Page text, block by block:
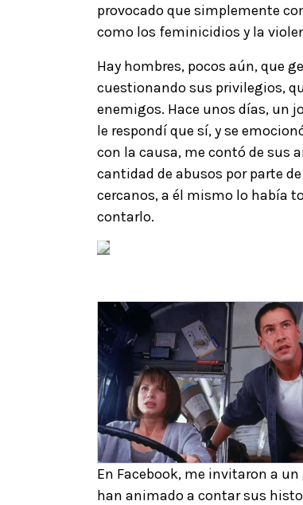
provocado que simplemente
como los feminicidios y la
Hay hombres, pocos aún, que
cuestionando sus privilegios,
enemigos. Hace unos días, un
le respondí que sí, y se
con la causa, me contó de sus
cantidad de abusos por parte
cercanos, a él mismo lo había
contarlo.
En Facebook, me invitaron a
han animado a contar sus